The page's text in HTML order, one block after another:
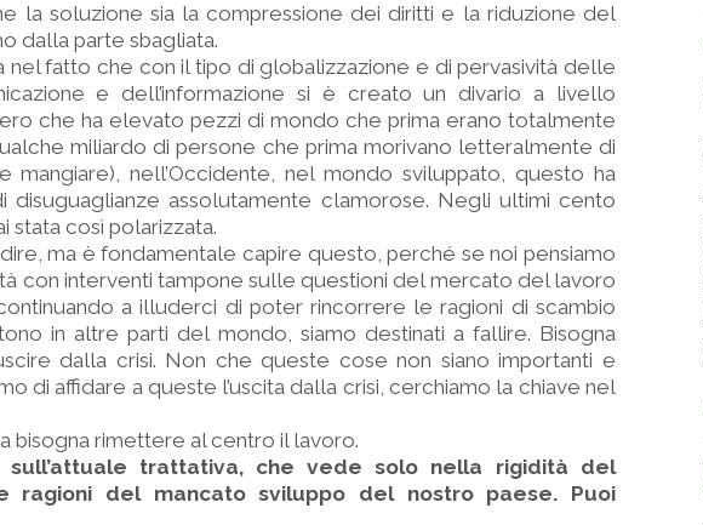
la soluzione sia la compressione dei diritti e la riduzione del
dalla parte sbagliata.
nel fatto che con il tipo di globalizzazione e di pervasività delle
e dell’informazione si è creato un divario a livello
che ha elevato pezzi di mondo che prima erano totalmente
miliardo di persone che prima morivano letteralmente di
mangiare), nell’Occidente, nel mondo sviluppato, questo ha
disuguaglianze assolutamente clamorose. Negli ultimi cento
stata così polarizzata.
dire, ma è fondamentale capire questo, perché se noi pensiamo
con interventi tampone sulle questioni del mercato del lavoro
a illuderci di poter rincorrere le ragioni di scambio
in altre parti del mondo, siamo destinati a fallire. Bisogna
dalla crisi. Non che queste cose non siano importanti e
di affidare a queste l’uscita dalla crisi, cerchiamo la chiave nel
bisogna rimettere al centro il lavoro.
trattativa, che vede solo nella rigidità del
ragioni del mancato sviluppo del nostro paese. Puoi